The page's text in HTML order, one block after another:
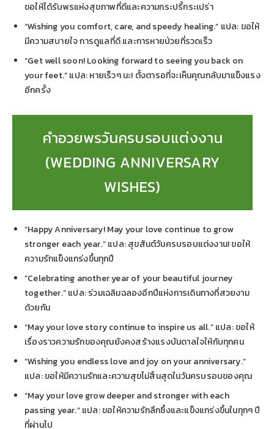
ขอให้ได้รับพรแห่งสุขภาพที่ดีและความกระปรี้กระเปร่า
“Wishing you comfort, care, and speedy healing.” แปล: ขอให้
มีความสบายใจ การดูแลที่ดี และการหายป่วยที่รวดเร็ว
“Get well soon! Looking forward to seeing you back on
your feet.” แปล: หายเร็วๆ นะ! ตั้งตารอที่จะเห็นคุณกลับมาแข็งแรง
อีกครั้ง
คำอวยพรวันครบรอบแต่งงาน
(WEDDING ANNIVERSARY
WISHES)
“Happy Anniversary! May your love continue to grow
stronger each year.” แปล: สุขสันต์วันครบรอบแต่งงาน! ขอให้
ความรักแข็งแกร่งขึ้นทุกปี
“Celebrating another year of your beautiful journey
together.” แปล: ร่วมเฉลิมฉลองอีกปีแห่งการเดินทางที่สวยงาม
ด้วยกัน
“May your love story continue to inspire us all.” แปล: ขอให้
เรื่องราวความรักของคุณยังคงสร้างแรงบันดาลใจให้กับทุกคน
“Wishing you endless love and joy on your anniversary.”
แปล: ขอให้มีความรักและความสุขไม่สิ้นสุดในวันครบรอบของคุณ
“May your love grow deeper and stronger with each
passing year.” แปล: ขอให้ความรักลึกซึ้งและแข็งแกร่งขึ้นในทุกๆ ปี
ที่ผ่านไป